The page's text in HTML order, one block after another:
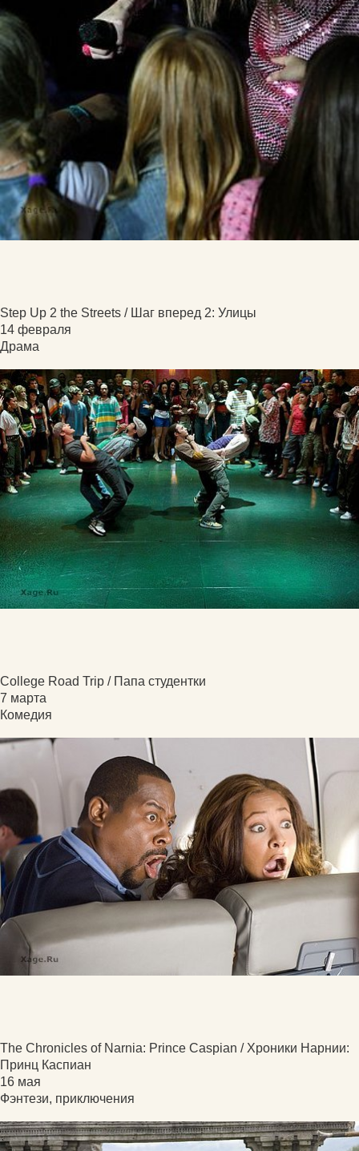
Step Up 2 the Streets / Шаг вперед 2: Улицы
14 февраля
Драма
College Road Trip / Папа студентки
7 марта
Комедия
The Chronicles of Narnia: Prince Caspian / Хроники Нарнии:
Принц Каспиан
16 мая
Фэнтези, приключения